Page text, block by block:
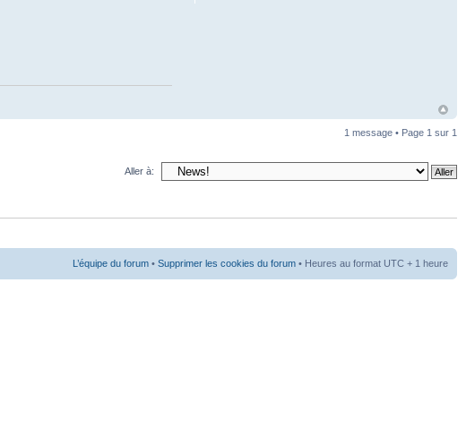
1 message • Page 1 sur 1
Aller à:
L’équipe du forum • Supprimer les cookies du forum • Heures au format UTC + 1 heure